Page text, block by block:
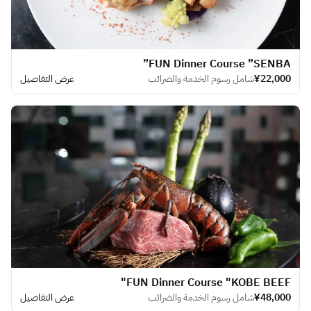
​FUN Dinner Course ”SENBA”
¥22,000شامل رسوم الخدمة والضرائب عرض التفاصيل
FUN Dinner Course "KOBE BEEF"
¥48,000شامل رسوم الخدمة والضرائب عرض التفاصيل